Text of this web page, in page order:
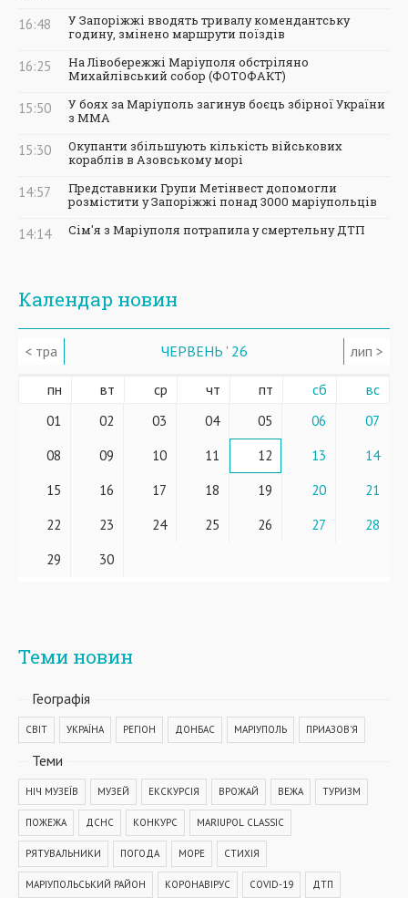
16:48
У Запоріжжі вводять тривалу комендантську
годину, змінено маршрути поїздів
16:25
На Лівобережжі Маріуполя обстріляно
Михайлівський собор (ФОТОФАКТ)
15:50
У боях за Маріуполь загинув боєць збірної України
з ММА
15:30
Окупанти збільшують кількість військових
кораблів в Азовському морі
14:57
Представники Групи Метінвест допомогли
розмістити у Запоріжжі понад 3000 маріупольців
14:14 Сім'я з Маріуполя потрапила у смертельну ДТП
Календар новин
< тра ЧЕРВЕНЬ ' 26 лип >
пн вт ср чт пт сб вс
01 02 03 04 05 06
07
08
09 10 11 12 13
14
15
16 17 18 19 20
21
22
23 24 25 26 27
28
29
30
Теми новин
Географiя
СВІТ УКРАЇНА РЕГІОН ДОНБАС МАРІУПОЛЬ ПРИАЗОВ'Я
Теми
НІЧ МУЗЕЇВ МУЗЕЙ ЕКСКУРСІЯ ВРОЖАЙ ВЕЖА ТУРИЗМ
ПОЖЕЖА ДСНС КОНКУРС MARIUPOL CLASSIC
РЯТУВАЛЬНИКИ ПОГОДА МОРЕ СТИХІЯ
МАРІУПОЛЬСЬКИЙ РАЙОН КОРОНАВІРУС COVID-19 ДТП